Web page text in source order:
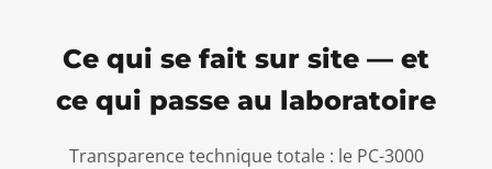
Ce qui se fait sur site — et
ce qui passe au laboratoire
Transparence technique totale : le PC-3000